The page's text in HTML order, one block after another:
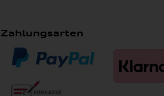
Zahlungsarten